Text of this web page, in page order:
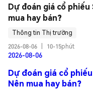
Dự đoán giá cổ phiếu
mua hay bán?
Thông tin Thị trường
2026-08-06
10-15phút
2026-08-06
Dự đoán giá cổ
Nên mua hay bán?